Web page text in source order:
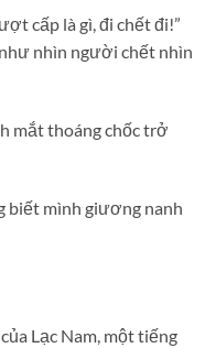
cấp là gì, đi chết đi!”
nhìn người chết nhìn
mắt thoáng chốc trở
biết mình giương nanh
Lạc Nam, một tiếng